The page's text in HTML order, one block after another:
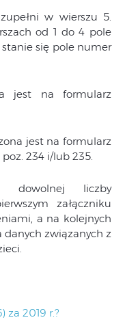
w wierszu 5.
od 1 do 4 pole
się pole numer
jest na formularz
jest na formularz
234 i/lub 235.
dowolnej liczby
załączniku
a na kolejnych
danych związanych z
za 2019 r.?